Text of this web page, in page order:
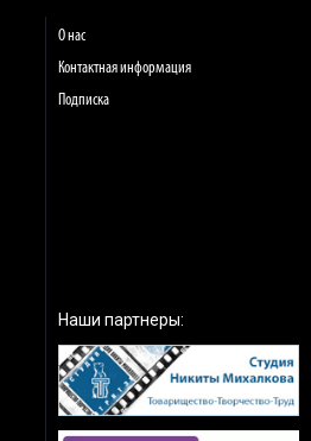
О нас
Контактная информация
Подписка
Наши партнеры: